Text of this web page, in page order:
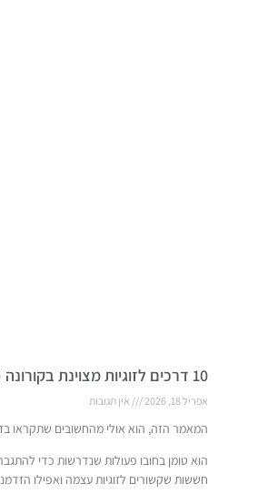
10 דרכים לזוגיות מצוינת בקורונה (חלק ב')
אפריל 18, 2026 אין תגובות
המאמר הזה, הוא אולי מהחשובים שתקראו
הוא טומן בחובו פעולות שנדרשות כדי
חששות שקשורים לזוגיות עצמה ואפילו